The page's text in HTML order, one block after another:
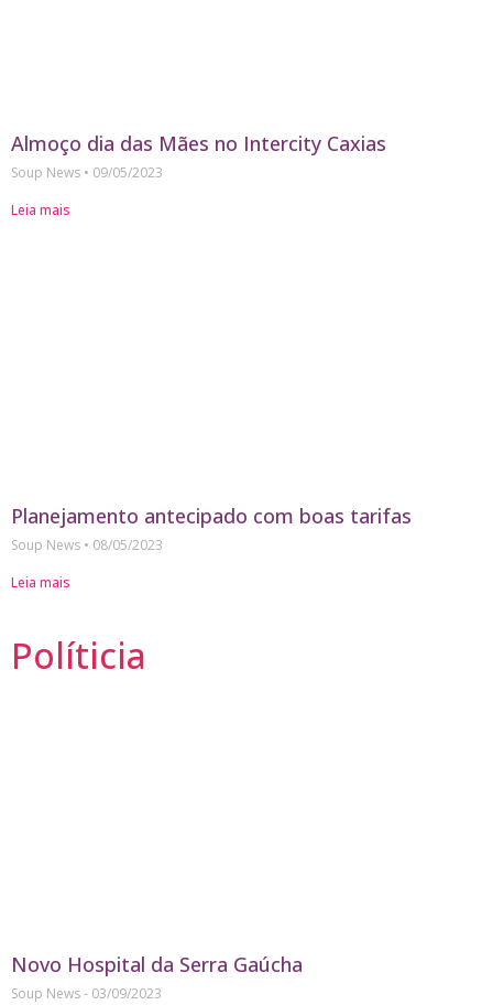
Almoço dia das Mães no Intercity Caxias
Soup News
09/05/2023
Leia mais
Planejamento antecipado com boas tarifas
Soup News
08/05/2023
Leia mais
Políticia
Novo Hospital da Serra Gaúcha
Soup News
03/09/2023